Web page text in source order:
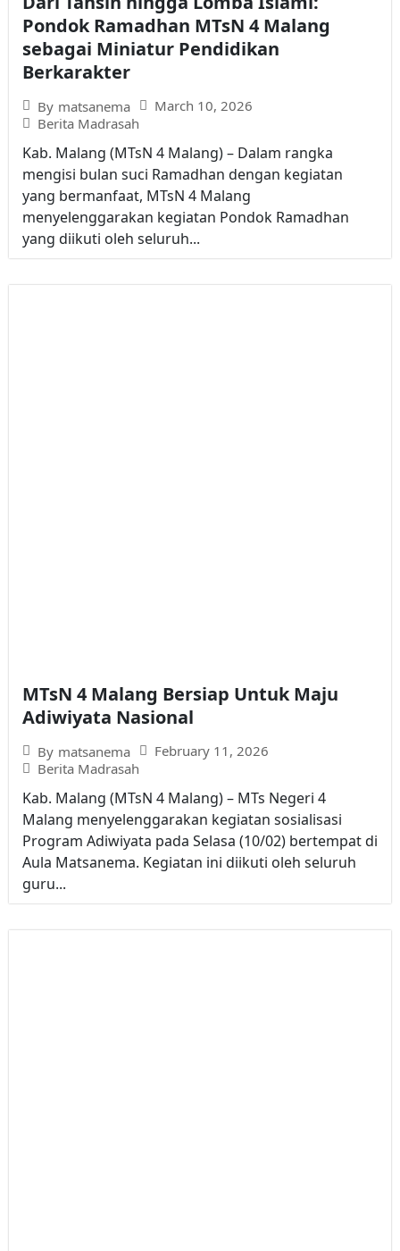
Pondok Ramadhan MTsN 4 Malang
sebagai Miniatur Pendidikan
Berkarakter
By matsanema
March 10, 2026
Berita Madrasah
Kab. Malang (MTsN 4 Malang) – Dalam rangka
mengisi bulan suci Ramadhan dengan kegiatan
yang bermanfaat, MTsN 4 Malang
menyelenggarakan kegiatan Pondok Ramadhan
yang diikuti oleh seluruh...
MTsN 4 Malang Bersiap Untuk Maju
Adiwiyata Nasional
By matsanema
February 11, 2026
Berita Madrasah
Kab. Malang (MTsN 4 Malang) – MTs Negeri 4
Malang menyelenggarakan kegiatan sosialisasi
Program Adiwiyata pada Selasa (10/02) bertempat di
Aula Matsanema. Kegiatan ini diikuti oleh seluruh
guru...